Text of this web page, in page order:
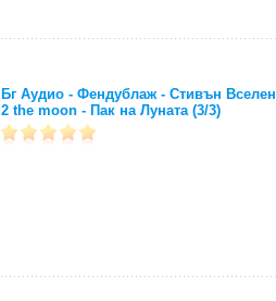
Бг Аудио - Фендублаж - Стивън
2 the moon - Пак на Луната (3/3)